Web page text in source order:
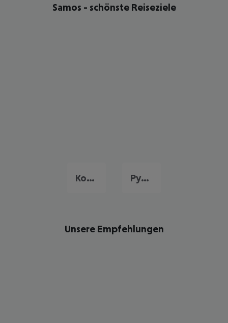
Samos - schönste Reiseziele
Kokkari Pythagorio
Unsere Empfehlungen